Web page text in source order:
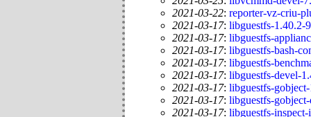
2021-03-22: reporter-vz-criu-
2021-03-17: libguestfs-1.40.2-
2021-03-17: libguestfs-
2021-03-17: libguestfs-bash-
2021-03-17: libguestfs-
2021-03-17: libguestfs-devel-
2021-03-17: libguestfs-
2021-03-17: libguestfs-
2021-03-17: libguestfs-